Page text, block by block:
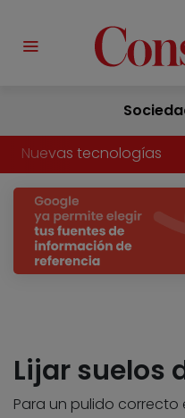
Nuevas tecnologías
Lijar suelos
Para un pulido correcto